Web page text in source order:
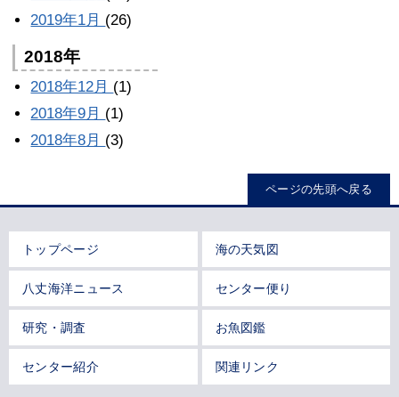
2019年1月 (26)
2018年
2018年12月 (1)
2018年9月 (1)
2018年8月 (3)
ページの先頭へ戻る
トップページ 海の天気図
八丈海洋ニュース センター便り
研究・調査 お魚図鑑
センター紹介 関連リンク